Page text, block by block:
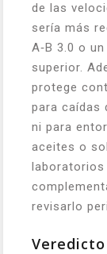
de las
sería más
A‑B 3.0 o
superior.
protege
para caídas
ni para
aceites o
laboratorios
revisarlo